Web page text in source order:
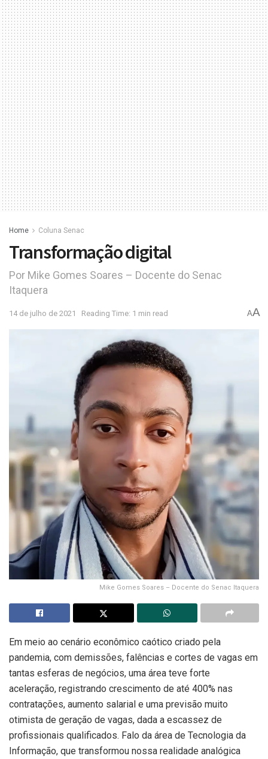
Home Coluna Senac
Transformação digital
Por Mike Gomes Soares – Docente do Senac
Itaquera
14 de julho de 2021 Reading Time: 1 min read AA
Mike Gomes Soares – Docente do Senac Itaquera
Em meio ao cenário econômico caótico criado pela
pandemia, com demissões, falências e cortes de vagas em
tantas esferas de negócios, uma área teve forte
aceleração, registrando crescimento de até 400% nas
contratações, aumento salarial e uma previsão muito
otimista de geração de vagas, dada a escassez de
profissionais qualificados. Falo da área de Tecnologia da
Informação, que transformou nossa realidade analógica